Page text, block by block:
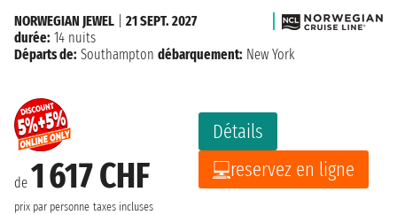
de 1 617 CHF
prix par personne taxes incluses
Détails
reservez en ligne
NORWEGIAN JEWEL
21 SEPT. 2027
durée: 14 nuits
Départs de: Southampton débarquement: New York